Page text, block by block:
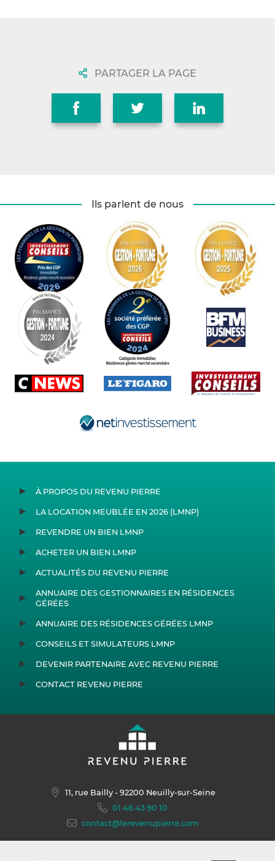
PARTAGER LA PAGE
Ils parlent de nous
À PROPOS DU REVENU PIERRE
LA LOCATION MEUBLÉE EN 2026 (LMNP)
REVENDRE UN BIEN LMNP
ACHETER UN BIEN LMNP
ACTUALITÉS DU REVENU PIERRE
ANNUAIRE DES GESTIONNAIRES EN RÉSIDENCES
GÉRÉES
ANNUAIRE DES RÉSIDENCES GÉRÉES LMNP
CONSEILS ET SIMULATEURS LMNP
DEVENIR PARTENAIRE AVEC REVENU PIERRE
CONTACT REVENU PIERRE
11, rue Bailly- 92200 Neuilly-sur-Seine
01 46 43 90 10
contact@lerevenupierre.com